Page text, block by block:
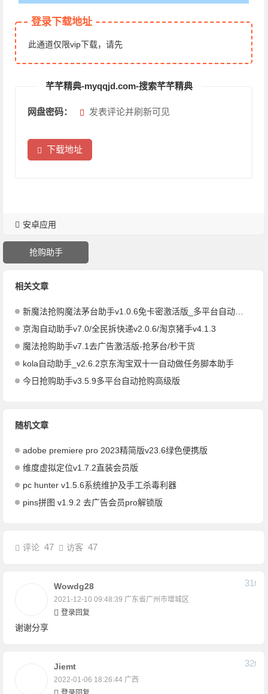
登录下载地址
此通道仅限vip下载，请先
芊芊精典-myqqjd.com-搜索芊芊精典
网盘密码： 发表评论并刷新可见
下载地址
安卓应用
抢购助手
相关文章
新魔法抢购魔法茅台助手v1.0.6免卡密激活版_多平台自动抢购助手
京淘自动助手v7.0/全民拆快递v2.0.6/淘京猪手v4.1.3
魔法抢购助手v7.1去广告激活版-抢茅台/秒干货
kola自动助手_v2.6.2京东淘宝双十一自动做任务脚本助手
今日抢购助手v3.5.9多平台自动抢购高级版
随机文章
adobe premiere pro 2023精简版v23.6绿色便携版
维度虚拟定位v1.7.2直装会员版
pc hunter v1.5.6系统维护及手工杀毒利器
pins拼图 v1.9.2 去广告会员pro解锁版
评论47 访客47
Wowdg28
2021-12-10 09:48:39 广东省广州市增城区
31F
登录回复
谢谢分享
Jiemt
2022-01-06 18:26:44 广西
32F